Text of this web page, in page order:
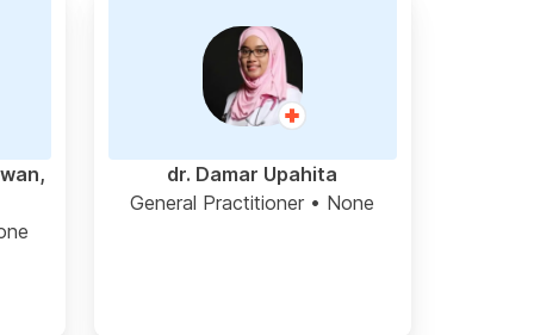
dr. Damar Upahita
General Practitioner • None